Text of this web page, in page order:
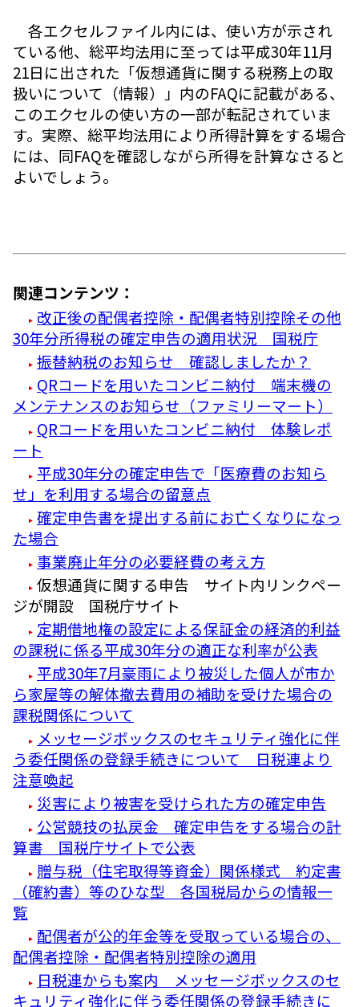
各エクセルファイル内には、使い方が示され
ている他、総平均法用に至っては平成30年11月
21日に出された「仮想通貨に関する税務上の取
扱いについて（情報）」内のFAQに記載がある、
このエクセルの使い方の一部が転記されていま
す。実際、総平均法用により所得計算をする場合
には、同FAQを確認しながら所得を計算なさると
よいでしょう。
関連コンテンツ：
改正後の配偶者控除・配偶者特別控除その他
30年分所得税の確定申告の適用状況 国税庁
振替納税のお知らせ 確認しましたか？
QRコードを用いたコンビニ納付 端末機の
メンテナンスのお知らせ（ファミリーマート）
QRコードを用いたコンビニ納付 体験レポ
ート
平成30年分の確定申告で「医療費のお知ら
せ」を利用する場合の留意点
確定申告書を提出する前にお亡くなりになっ
た場合
事業廃止年分の必要経費の考え方
仮想通貨に関する申告 サイト内リンクペー
ジが開設 国税庁サイト
定期借地権の設定による保証金の経済的利益
の課税に係る平成30年分の適正な利率が公表
平成30年7月豪雨により被災した個人が市か
ら家屋等の解体撤去費用の補助を受けた場合の
課税関係について
メッセージボックスのセキュリティ強化に伴
う委任関係の登録手続きについて 日税連より
注意喚起
災害により被害を受けられた方の確定申告
公営競技の払戻金 確定申告をする場合の計
算書 国税庁サイトで公表
贈与税（住宅取得等資金）関係様式 約定書
（確約書）等のひな型 各国税局からの情報一
覧
配偶者が公的年金等を受取っている場合の、
配偶者控除・配偶者特別控除の適用
日税連からも案内 メッセージボックスのセ
キュリティ強化に伴う委任関係の登録手続きに